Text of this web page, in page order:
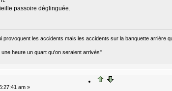
passoire déglinguée.
les accidents mais les accidents sur la banquette arrière
heure un quart qu'on seraient arrivés"
am »